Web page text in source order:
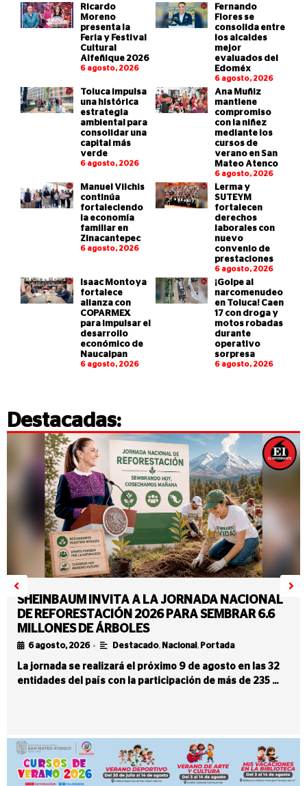
Ricardo
Moreno
presenta la
Feria y Festival
Cultural
Alfeñique 2026
6 agosto, 2026
Fernando
Flores se
consolida entre
los alcaldes
mejor
evaluados del
Edoméx
6 agosto, 2026
Toluca impulsa
una histórica
estrategia
ambiental para
consolidar una
capital más
verde
6 agosto, 2026
Ana Muñiz
mantiene
compromiso
con la niñez
mediante los
cursos de
verano en San
Mateo Atenco
6 agosto, 2026
Manuel Vilchis
continúa
fortaleciendo
la economía
familiar en
Zinacantepec
6 agosto, 2026
Lerma y
SUTEYM
fortalecen
derechos
laborales con
nuevo
convenio de
prestaciones
6 agosto, 2026
Isaac Montoya
fortalece
alianza con
COPARMEX
para impulsar el
desarrollo
económico de
Naucalpan
6 agosto, 2026
¡Golpe al
narcomenudeo
en Toluca! Caen
17 con droga y
motos robadas
durante
operativo
sorpresa
6 agosto, 2026
Destacadas:
SHEINBAUM INVITA A LA JORNADA NACIONAL
DE REFORESTACIÓN 2026 PARA SEMBRAR 6.6
MILLONES DE ÁRBOLES
6 agosto, 2026 • Destacado, Nacional , Portada
La jornada se realizará el próximo 9 de agosto en las 32
entidades del país con la participación de más de 235 …